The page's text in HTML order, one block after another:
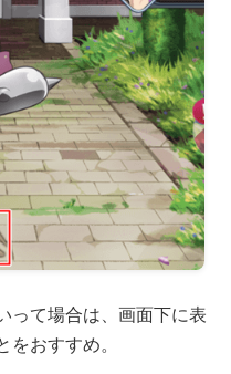
って場合は、画面下に表
をおすすめ。